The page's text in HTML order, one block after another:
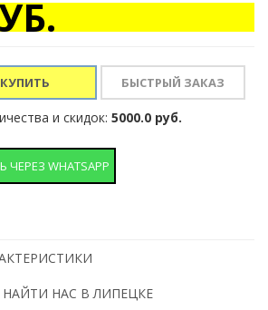
КУПИТЬ
и скидок: 5000.0 руб.
WHATSAPP
НАЙТИ НАС В ЛИПЕЦКЕ